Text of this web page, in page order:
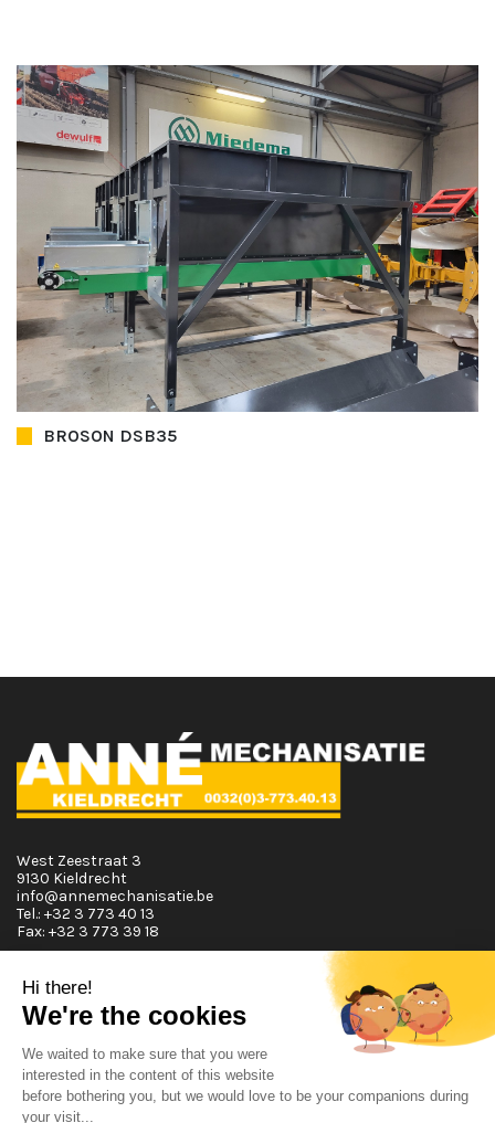
BROSON DSB35
Opening Hours
Monday T.E.M. Friday :
From 08:00 tot 12:00 and from 13:00 tot 17:30
West Zeestraat 3
9130 Kieldrecht
info@annemechanisatie.be
Tel.: +32 3 773 40 13
Fax: +32 3 773 39 18